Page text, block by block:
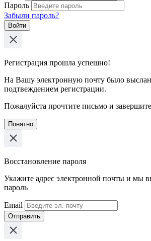
Пароль
Забыли пароль?
Войти
Регистрация прошла успешно!
На Вашу электронную почту было
подтвеждением регистрации.
Пожалуйста прочтите письмо и
Понятно
Восстановление пароля
Укажите адрес электронной почты и мы
пароль
Email
Отправить